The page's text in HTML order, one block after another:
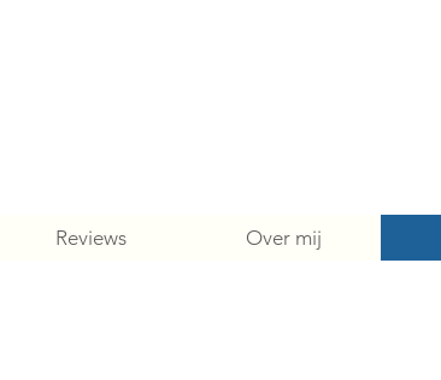
Reviews Over mij